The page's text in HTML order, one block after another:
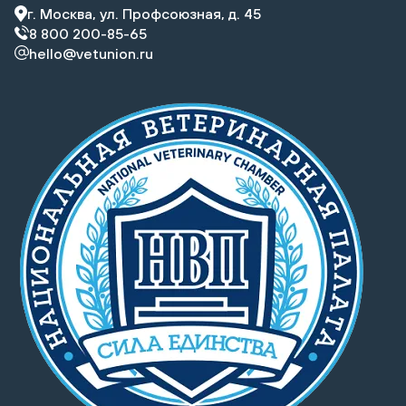
г. Москва, ул. Профсоюзная, д. 45
8 800 200-85-65
hello@vetunion.ru